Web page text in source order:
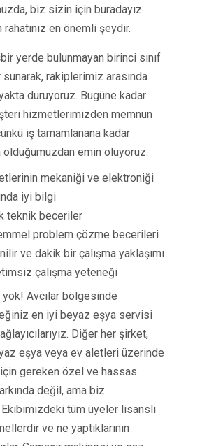
biz sizin için buradayız.
en önemli şeydir.
yerde bulunmayan birinci sınıf
rakiplerimiz arasında
duruyoruz. Bugüne kadar
hizmetlerimizden memnun
iş tamamlanana kadar
olduğumuzdan emin oluyoruz.
mekaniği ve elektroniği
iyi bilgi
teknik beceriler
problem çözme becerileri
ve dakik bir çalışma yaklaşımı
çalışma yeteneği
yok! Avcılar bölgesinde
en iyi beyaz eşya servisi
Diğer her şirket,
eşya veya ev aletleri üzerinde
için gereken özel ve hassas
değil, ama biz
tüm üyeler lisanslı
ve ne yaptıklarının